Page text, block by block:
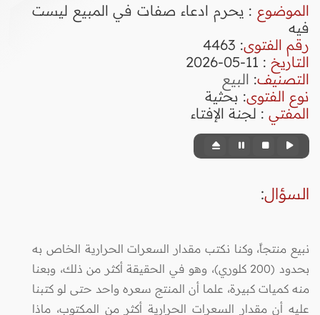
الموضوع : يحرم ادعاء صفات في المبيع ليست
فيه
رقم الفتوى:
4463
التاريخ : 11-05-2026
التصنيف: البيع
نوع الفتوى: بحثية
المفتي : لجنة الإفتاء
السؤال:
نبيع منتجاً، وكنا نكتب مقدار السعرات الحرارية الخاص به
بحدود (200 كلوري)، وهو في الحقيقة أكثر من ذلك، وبعنا
منه كميات كبيرة، علما أن المنتج سعره واحد حتى لو كتبنا
عليه أن مقدار السعرات الحرارية أكثر من المكتوب، ماذا